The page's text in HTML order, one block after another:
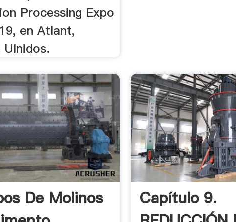
Processing Expo
en Atlant,
De Molinos
Capítulo 9.